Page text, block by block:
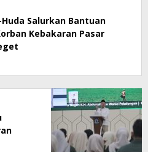
Salurkan Bantuan
Kebakaran Pasar